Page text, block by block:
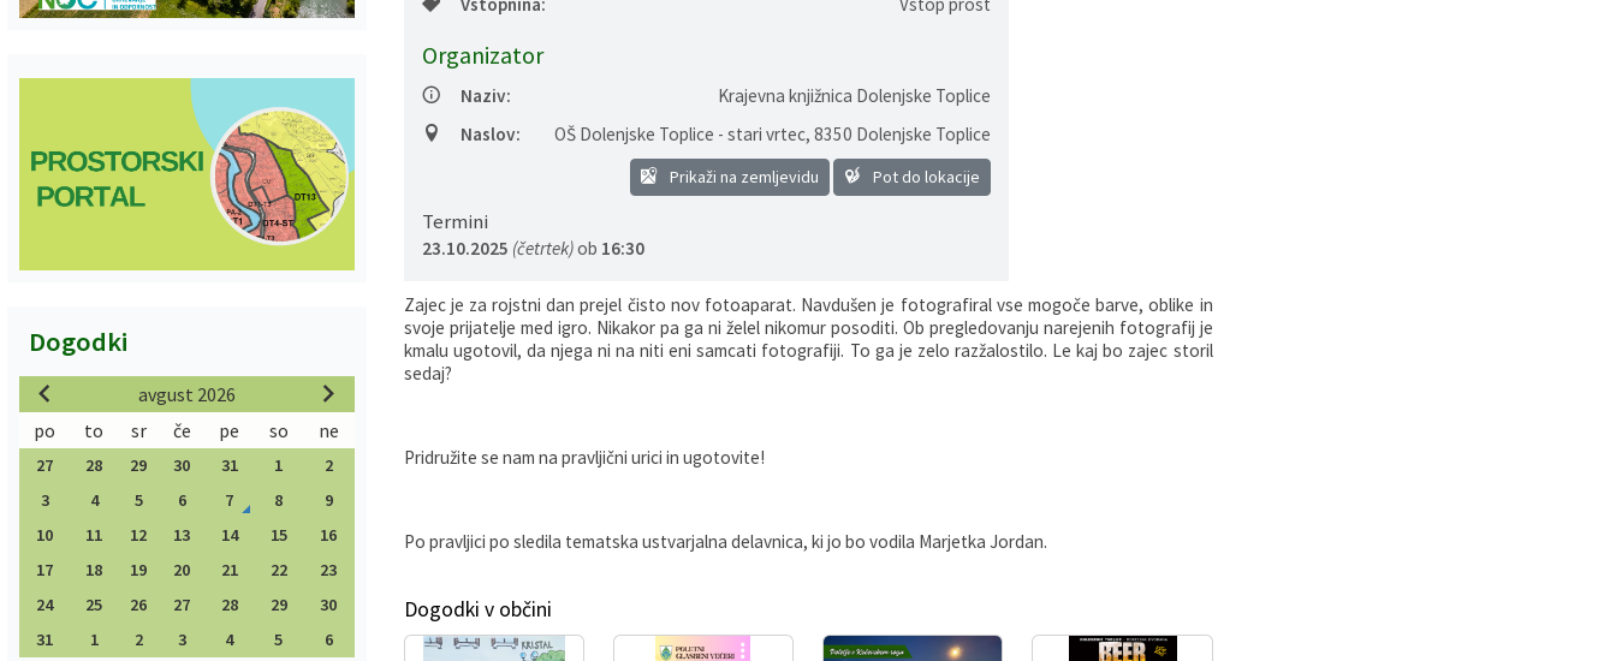
Vstopnina:
Vstop prost
Organizator
Naziv:
Krajevna knjižnica Dolenjske Toplice
Naslov:
OŠ Dolenjske Toplice - stari vrtec, 8350 Dolenjske Toplice
Prikaži na zemljevidu Pot do lokacije
Termini
23.10.2025 (četrtek)ob 16:30
Zajec je za rojstni dan prejel čisto nov fotoaparat. Navdušen je fotografiral vse mogoče barve, oblike in
svoje prijatelje med igro. Nikakor pa ga ni želel nikomur posoditi. Ob pregledovanju narejenih fotografij je
kmalu ugotovil, da njega ni na niti eni samcati fotografiji. To ga je zelo razžalostilo. Le kaj bo zajec storil
sedaj?
Pridružite se nam na pravljični urici in ugotovite!
Po pravljici po sledila tematska ustvarjalna delavnica, ki jo bo vodila Marjetka Jordan.
Dogodki v občini
Dogodki
avgust 2026
po
to sr če pe so ne
27 28 29 30 31 1
2
3
4 5 6 7 8
9
10
11 12 13 14 15
16
17
18 19 20 21 22
23
24
25 26 27 28 29
30
31
1 2 3 4 5 6